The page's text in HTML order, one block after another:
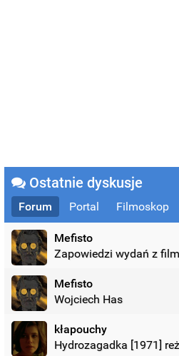
Ostatnie dyskusje
Forum Portal Filmoskop
Mefisto
Mefisto
Wojciech Has
kłapouchy
Hydrozagadka [1971]